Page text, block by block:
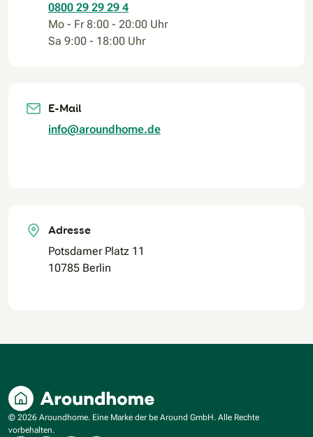
0800 29 29 29 4
Mo - Fr 8:00 - 20:00 Uhr
Sa 9:00 - 18:00 Uhr
E-Mail
info@aroundhome.de
Adresse
Potsdamer Platz 11
10785 Berlin
© 2026 Aroundhome. Eine Marke der be Around GmbH. Alle Rechte
vorbehalten.